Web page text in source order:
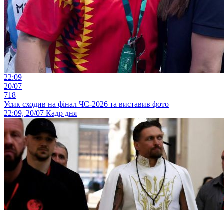
22:09
20/07
718
Усик сходив на фінал ЧС-2026 та виставив фото
22:09, 20/07 Кадр дня